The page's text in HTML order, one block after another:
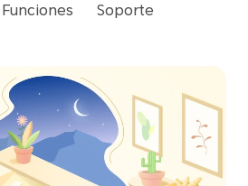
Funciones Soporte